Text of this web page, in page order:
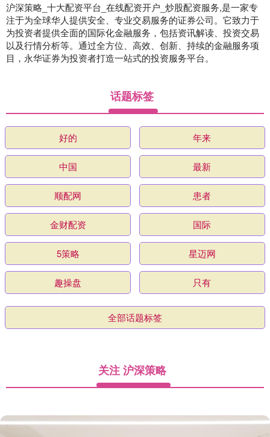
沪深策略_十大配资平台_在线配资开户_炒股配资服务,是一家专
注于为全球华人提供安全、专业交易服务的证券公司。它致力于
为投资者提供全面的国际化金融服务，包括资讯解读、投资交易
以及行情分析等。通过全方位、高效、创新、持续的金融服务项
目，永华证券为投资者打造一站式的投资服务平台。
话题标签
好的 年来
中国 最新
顺配网 患者
金财配资 国际
5策略 星迈网
趣操盘 只有
全部话题标签
关注 沪深策略